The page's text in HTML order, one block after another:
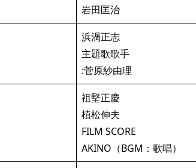
岩田匡治
浜渦正志
主題歌歌手
:菅原紗由理
祖堅正慶
植松伸夫
FILM SCORE
AKINO（BGM：歌唱）